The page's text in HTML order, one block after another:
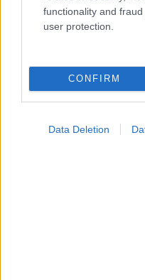
functionality and
user protection.
CONFIRM
Data Deletion